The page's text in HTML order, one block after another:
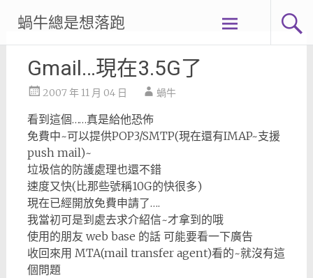
content
蝸牛總是想落跑
Gmail…現在3.5G了
2007 年 11 月 04 日 蝸牛
看到這個……真是給他恐佈
免費中~可以提供POP3/SMTP(現在還有IMAP~支援
push mail)~
垃圾信的防護處理也還不錯
速度又快(比那些號稱10G的快很多)
現在已經開放免費申請了….
我當初可是到處去求介紹信~才拿到的哦
使用的朋友 web base 的話 可能要看一下廣告
收回來用 MTA(mail transfer agent)看的~就沒有這
個問題